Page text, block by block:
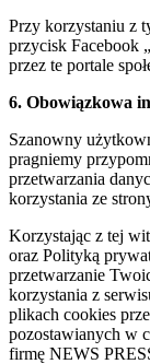
Przy korzystaniu z
przycisk Facebook
przez te portale
6. Obowiązkowa
Szanowny
pragniemy
przetwarzania
korzystania ze
Korzystając z tej
oraz Polityką
przetwarzanie
korzystania z
plikach cookies
pozostawianych w
firmę NEWS